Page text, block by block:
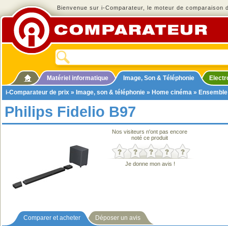
Bienvenue sur i-Comparateur, le moteur de comparaison
Matériel informatique Image, Son & Téléphonie
i-Comparateur de prix » Image, son & téléphonie » Home cinéma »
Philips Fidelio B97
Nos visiteurs n'ont pas encore
noté ce produit
Je donne mon avis !
Comparer et acheter Déposer un avis